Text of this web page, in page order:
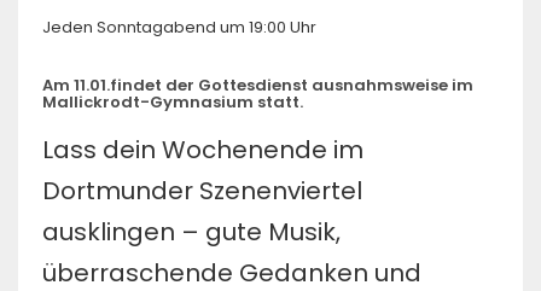
Jeden Sonntagabend um 19:00 Uhr
Am 11.01.findet der Gottesdienst ausnahmsweise im
Mallickrodt-Gymnasium statt.
Lass dein Wochenende im
Dortmunder Szenenviertel
ausklingen – gute Musik,
überraschende Gedanken und